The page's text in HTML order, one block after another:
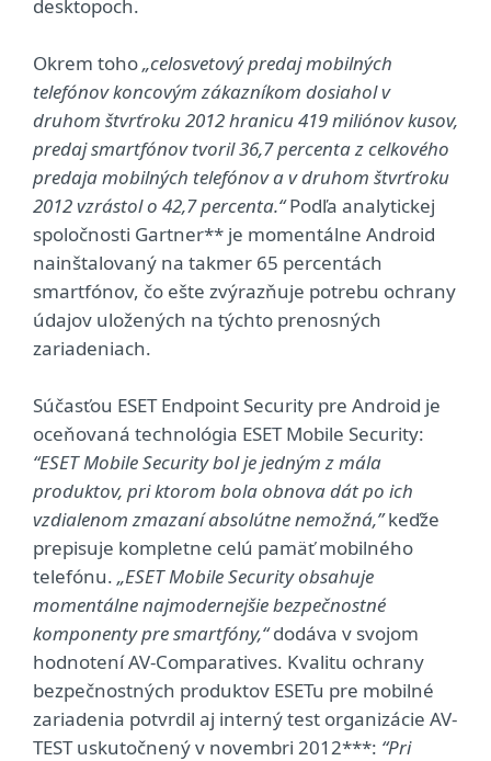
desktopoch.
Okrem toho„celosvetový predaj mobilných
telefónov koncovým zákazníkom dosiahol v
druhom štvrťroku 2012 hranicu 419 miliónov kusov,
predaj smartfónov tvoril 36,7 percenta z celkového
predaja mobilných telefónov a v druhom štvrťroku
2012 vzrástol o 42,7 percenta.“Podľa analytickej
spoločnosti Gartner** je momentálne Android
nainštalovaný na takmer 65 percentách
smartfónov, čo ešte zvýrazňuje potrebu ochrany
údajov uložených na týchto prenosných
zariadeniach.
Súčasťou ESET Endpoint Security pre Android je
oceňovaná technológia ESET Mobile Security:
“ESET Mobile Security bol je jedným z mála
produktov, pri ktorom bola obnova dát po ich
vzdialenom zmazaní absolútne nemožná,”keďže
prepisuje kompletne celú pamäť mobilného
telefónu. „ESET Mobile Security obsahuje
momentálne najmodernejšie bezpečnostné
komponenty pre smartfóny,“dodáva v svojom
hodnotení AV-Comparatives. Kvalitu ochrany
bezpečnostných produktov ESETu pre mobilné
zariadenia potvrdil aj interný test organizácie AV-
TEST uskutočnený v novembri 2012***: “Pri